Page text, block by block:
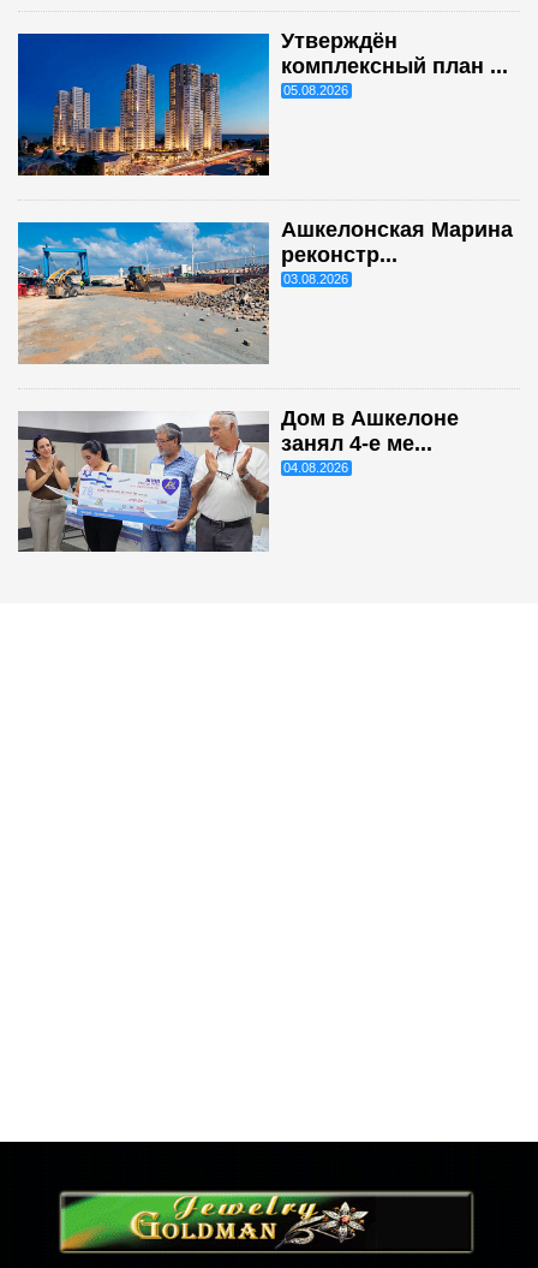
Утверждён
комплексный план ...
05.08.2026
Ашкелонская Марина
реконстр...
03.08.2026
Дом в Ашкелоне
занял 4-е ме...
04.08.2026